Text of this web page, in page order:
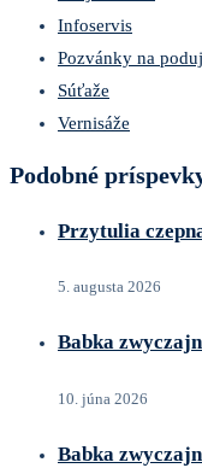
Infoservis
Pozvánky na
Súťaže
Vernisáže
Podobné
Przytulia
5. augusta 2026
Babka
10. júna 2026
Babka